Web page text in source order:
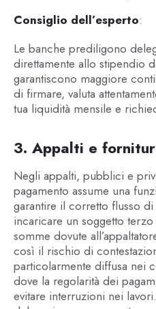
Consiglio dell’esperto:
Le banche prediligono
direttamente allo stipendio
garantiscono maggiore
di firmare, valuta
tua liquidità mensile e
3. Appalti e
Negli appalti, pubblici e
pagamento assume una
garantire il corretto flusso
incaricare un soggetto
somme dovute
così il rischio di
particolarmente diffusa nei
dove la regolarità dei
evitare interruzioni nei